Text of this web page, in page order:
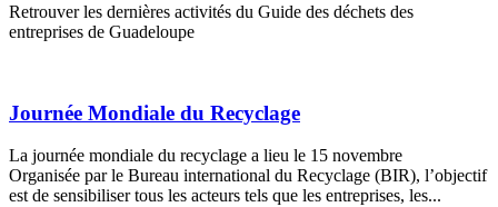
Retrouver les dernières activités du Guide des déchets des
entreprises de Guadeloupe
Journée Mondiale du Recyclage
La journée mondiale du recyclage a lieu le 15 novembre
Organisée par le Bureau international du Recyclage (BIR), l’objectif
est de sensibiliser tous les acteurs tels que les entreprises, les...